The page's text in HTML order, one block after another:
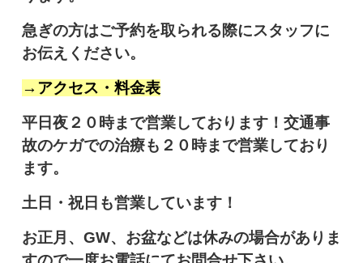
急ぎの方はご予約を取られる際にスタッフに
お伝えください。
→アクセス・料金表
平日夜２０時まで営業しております！交通事
故のケガでの治療も２０時まで営業しており
ます。
土日・祝日も営業しています！
お正月、GW、お盆などは休みの場合がありま